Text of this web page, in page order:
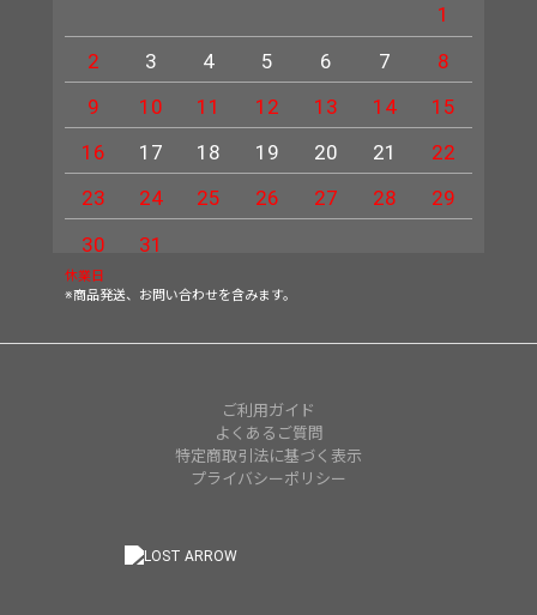
1
2
3 4 5 6 7
8
9
10 11 12 13 14
15
16
17 18 19 20 21
22
23
24 25 26 27 28
29
30
31
休業日
※商品発送、お問い合わせを含みます。
ご利用ガイド
よくあるご質問
特定商取引法に基づく表示
プライバシーポリシー